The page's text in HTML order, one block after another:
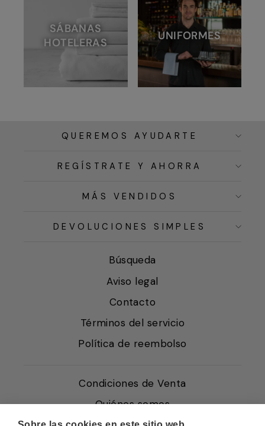
SÁBANAS
HOTELERAS
UNIFORMES
QUEREMOS AYUDARTE
REGÍSTRATE Y AHORRA
MÁS VENDIDOS
DEVOLUCIONES SIMPLES
Búsqueda
Aviso legal
Contacto
Términos del servicio
Política de reembolso
Condiciones de Venta
Quiénes somos